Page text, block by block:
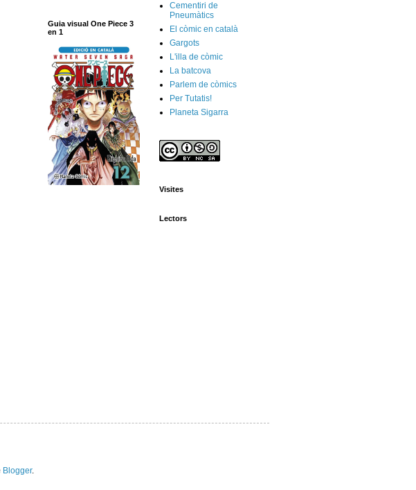
Guia visual One Piece 3
en 1
Cementiri de
Pneumàtics
El còmic en català
Gargots
L'illa de còmic
La batcova
Parlem de còmics
Per Tutatis!
Planeta Sigarra
Visites
Lectors
Blogger.